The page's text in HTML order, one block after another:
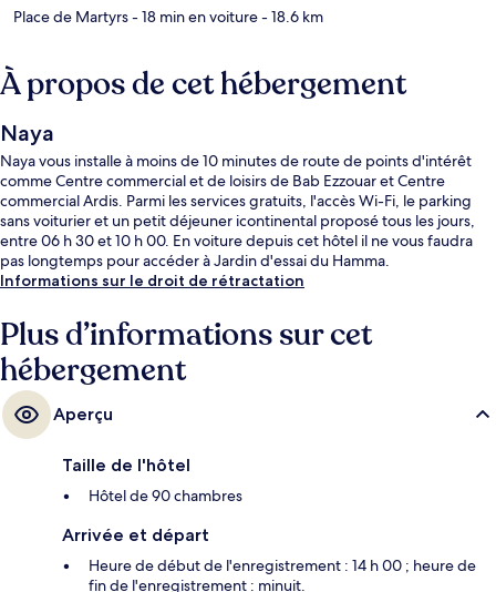
Place de Martyrs- 18 min en voiture- 18.6 km
À propos de cet hébergement
Naya
Naya vous installe à moins de 10 minutes de route de points d'intérêt
comme Centre commercial et de loisirs de Bab Ezzouar et Centre
commercial Ardis. Parmi les services gratuits, l'accès Wi-Fi, le parking
sans voiturier et un petit déjeuner icontinental proposé tous les jours,
entre 06 h 30 et 10 h 00. En voiture depuis cet hôtel il ne vous faudra
pas longtemps pour accéder à Jardin d'essai du Hamma.
Informations sur le droit de rétractation
Plus d’informations sur cet
hébergement
Aperçu
Taille de l'hôtel
Hôtel de 90 chambres
Arrivée et départ
Heure de début de l'enregistrement : 14 h 00 ; heure de
fin de l'enregistrement : minuit.